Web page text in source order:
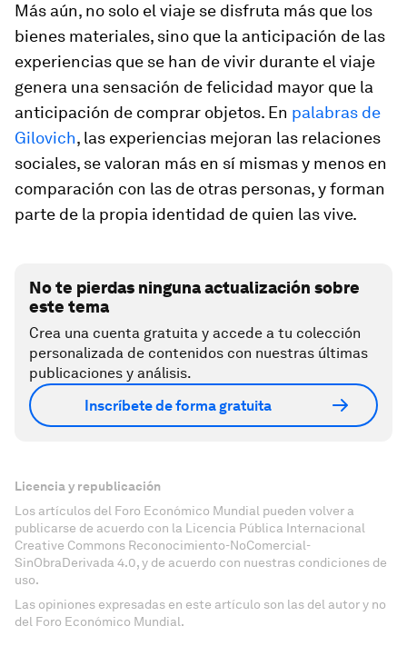
Más aún, no solo el viaje se disfruta más que los
bienes materiales, sino que la anticipación de las
experiencias que se han de vivir durante el viaje
genera una sensación de felicidad mayor que la
anticipación de comprar objetos. En palabras de
Gilovich, las experiencias mejoran las relaciones
sociales, se valoran más en sí mismas y menos en
comparación con las de otras personas, y forman
parte de la propia identidad de quien las vive.
No te pierdas ninguna actualización sobre
este tema
Crea una cuenta gratuita y accede a tu colección
personalizada de contenidos con nuestras últimas
publicaciones y análisis.
Inscríbete de forma gratuita
Licencia y republicación
Los artículos del Foro Económico Mundial pueden volver a
publicarse de acuerdo con la Licencia Pública Internacional
Creative Commons Reconocimiento-NoComercial-
SinObraDerivada 4.0, y de acuerdo con nuestras condiciones de
uso.
Las opiniones expresadas en este artículo son las del autor y no
del Foro Económico Mundial.